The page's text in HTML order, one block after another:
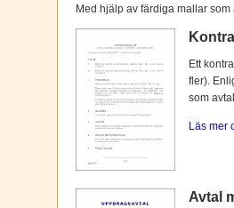
Med hjälp av färdiga mallar
Ett
fler).
som
Läs mer
Avtal